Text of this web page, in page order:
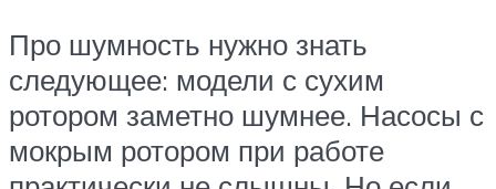
Про шумность нужно знать
следующее: модели с сухим
ротором заметно шумнее. Насосы с
мокрым ротором при работе